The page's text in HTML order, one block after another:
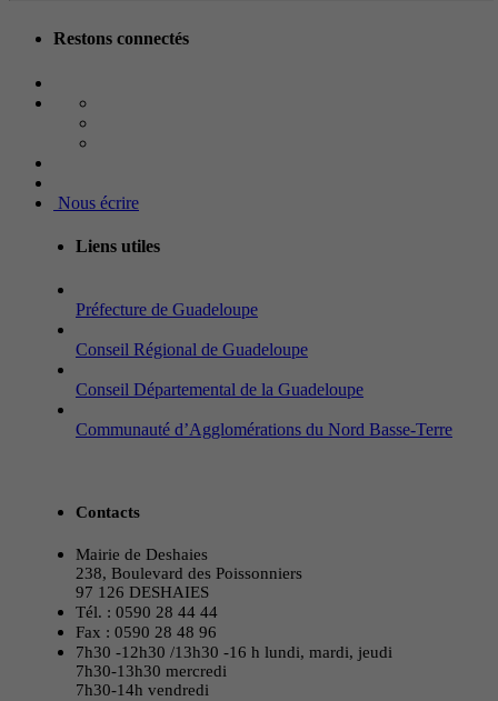
Restons connectés
Nous écrire
Liens utiles
Préfecture de Guadeloupe
Conseil Régional de Guadeloupe
Conseil Départemental de la Guadeloupe
Communauté d’Agglomérations du Nord Basse-Terre
Contacts
Mairie de Deshaies
238, Boulevard des Poissonniers
97 126 DESHAIES
Tél. : 0590 28 44 44
Fax : 0590 28 48 96
7h30 -12h30 /13h30 -16 h lundi, mardi, jeudi
7h30-13h30 mercredi
7h30-14h vendredi